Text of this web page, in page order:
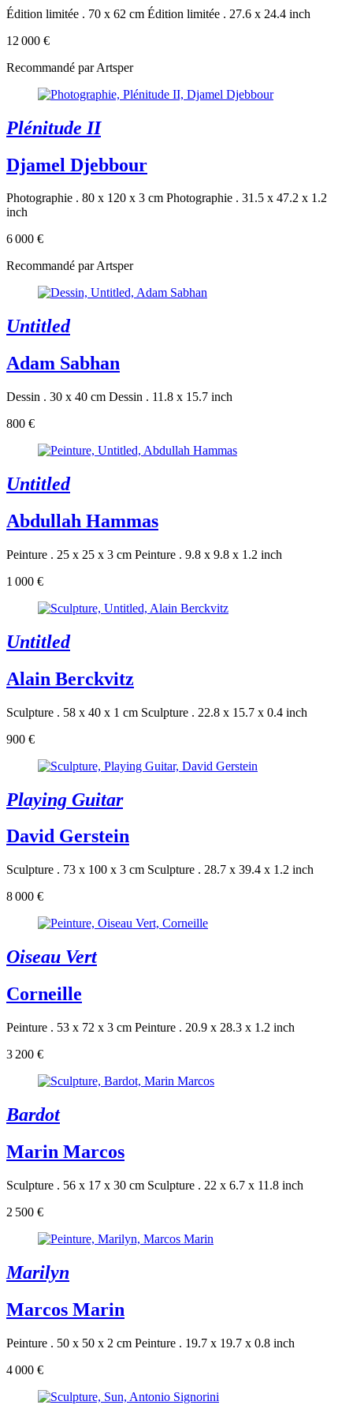
Édition limitée . 70 x 62 cm Édition limitée . 27.6 x 24.4 inch
12 000 €
Recommandé par Artsper
Plénitude II
Djamel Djebbour
Photographie . 80 x 120 x 3 cm Photographie . 31.5 x 47.2 x 1.2
inch
6 000 €
Recommandé par Artsper
Untitled
Adam Sabhan
Dessin . 30 x 40 cm Dessin . 11.8 x 15.7 inch
800 €
Untitled
Abdullah Hammas
Peinture . 25 x 25 x 3 cm Peinture . 9.8 x 9.8 x 1.2 inch
1 000 €
Untitled
Alain Berckvitz
Sculpture . 58 x 40 x 1 cm Sculpture . 22.8 x 15.7 x 0.4 inch
900 €
Playing Guitar
David Gerstein
Sculpture . 73 x 100 x 3 cm Sculpture . 28.7 x 39.4 x 1.2 inch
8 000 €
Oiseau Vert
Corneille
Peinture . 53 x 72 x 3 cm Peinture . 20.9 x 28.3 x 1.2 inch
3 200 €
Bardot
Marin Marcos
Sculpture . 56 x 17 x 30 cm Sculpture . 22 x 6.7 x 11.8 inch
2 500 €
Marilyn
Marcos Marin
Peinture . 50 x 50 x 2 cm Peinture . 19.7 x 19.7 x 0.8 inch
4 000 €